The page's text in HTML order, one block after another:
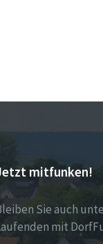
mitfunken!
Sie auch
mit